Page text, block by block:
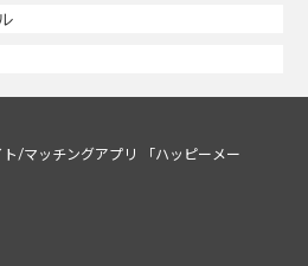
/マッチングアプリ 「ハッピーメー